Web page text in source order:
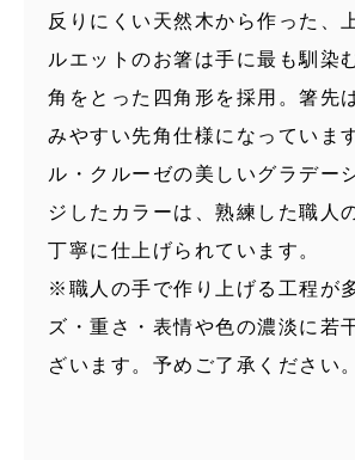
反りにくい天然木から作った、
ルエットのお箸は手に最も馴染
角をとった四角形を採用。箸先
みやすい先角仕様になっていま
ル・クルーゼの美しいグラデー
ジしたカラーは、熟練した職人
丁寧に仕上げられています。
※職人の手で作り上げる工程が
ズ・重さ・表情や色の濃淡に若
ざいます。予めご了承ください。